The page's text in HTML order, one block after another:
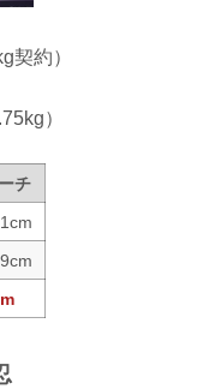
契約）
）
チ